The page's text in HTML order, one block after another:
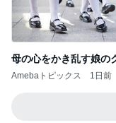
母の心をかき乱す娘の
Amebaトピックス 1日前